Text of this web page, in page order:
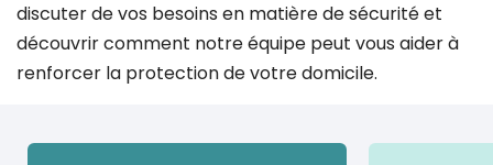
discuter de vos besoins en matière de sécurité et
découvrir comment notre équipe peut vous aider à
renforcer la protection de votre domicile.